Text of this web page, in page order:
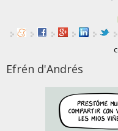
Efrén d'Andrés